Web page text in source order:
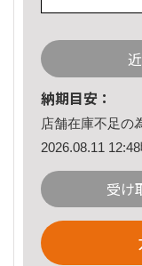
納期目安：
店舗在庫不足の
2026.08.11
受け